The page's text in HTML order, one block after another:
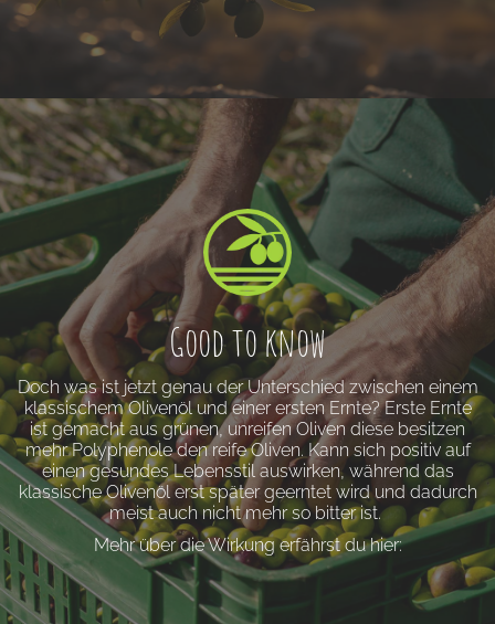
Good to know
Doch was ist jetzt genau der Unterschied zwischen einem
klassischem Olivenöl und einer ersten Ernte? Erste Ernte
ist gemacht aus grünen, unreifen Oliven diese besitzen
mehr Polyphenole den reife Oliven. Kann sich positiv auf
einen gesundes Lebensstil auswirken, während das
klassische Olivenöl erst später geerntet wird und dadurch
meist auch nicht mehr so bitter ist.
Mehr über die Wirkung erfährst du hier: